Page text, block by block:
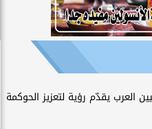
العرب يقدّم رؤية لتعزيز الحوكمة